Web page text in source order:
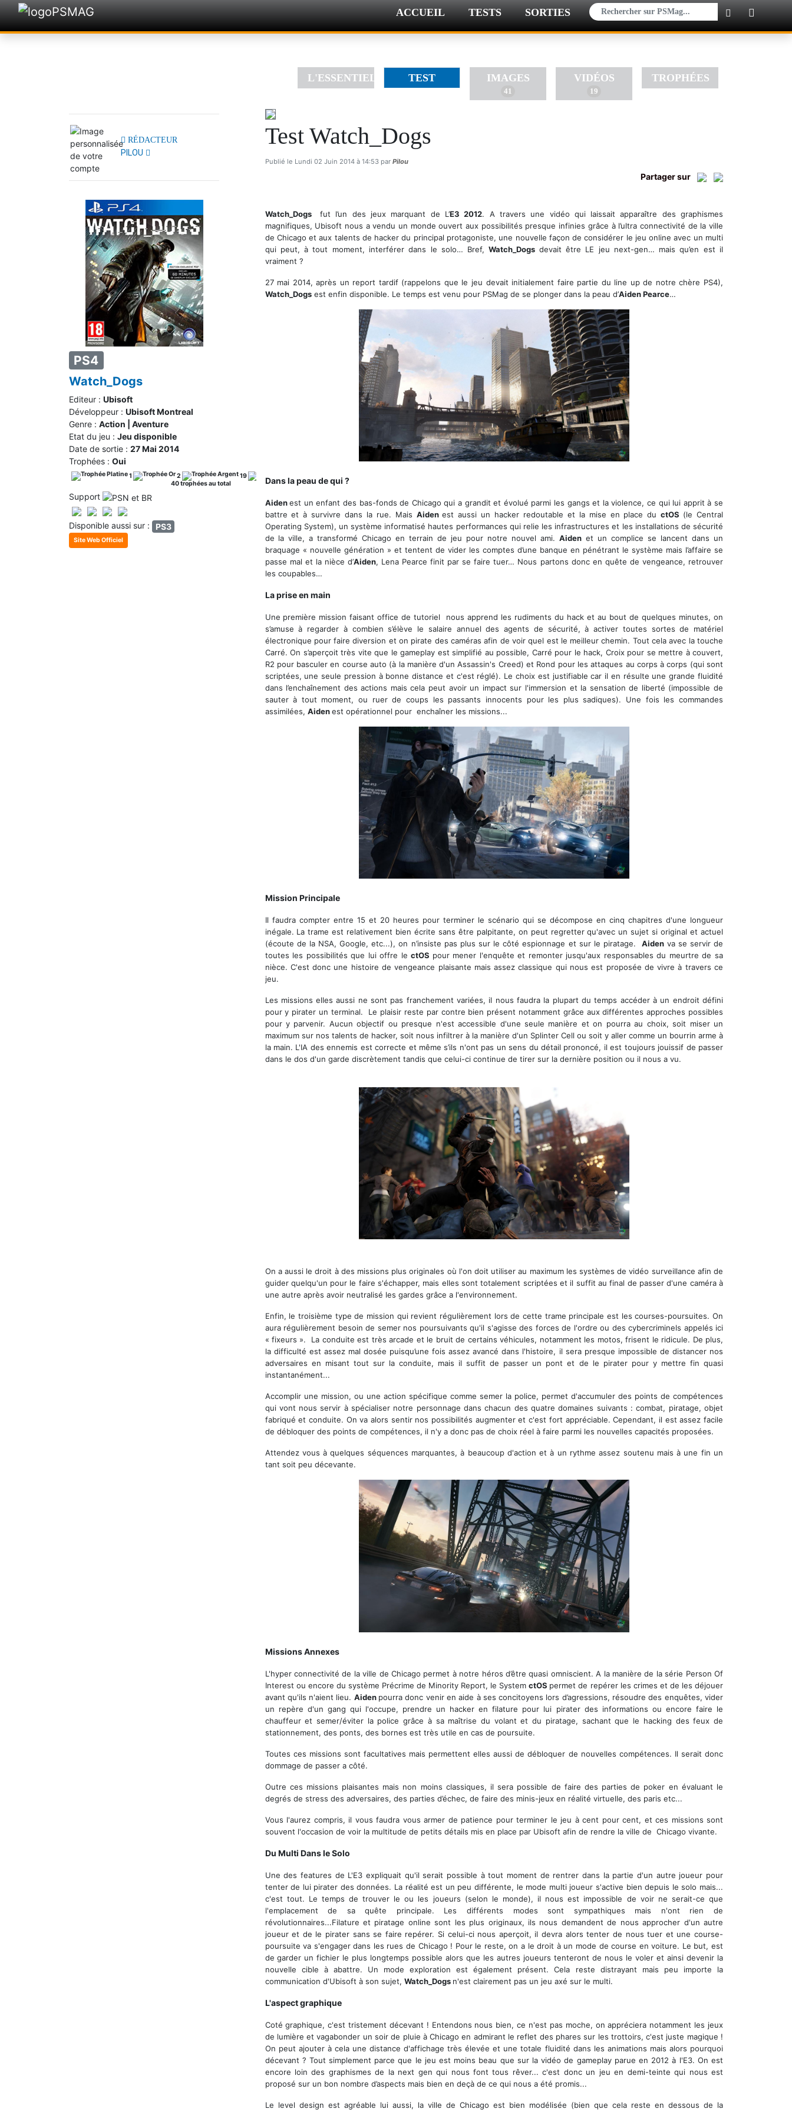
×
ACCUEIL TESTS SORTIES
L'ESSENTIEL TEST IMAGES
41
VIDÉOS
19
TROPHÉES
RÉDACTEUR
PILOU
PS4
Watch_Dogs
Editeur : Ubisoft
Développeur : Ubisoft Montreal
Genre : Action | Aventure
Etat du jeu : Jeu disponible
Date de sortie : 27 Mai 2014
Trophées : Oui
1 2 19
40 trophées au total
Support
Disponible aussi sur : PS3
Site Web Officiel
Test Watch_Dogs
Publié le Lundi 02 Juin 2014 à 14:53 par Pilou
Partager sur
Watch_Dogsfut l’un des jeux marquant de L’E3 2012. A travers une vidéo qui laissait apparaître des graphismes
magnifiques, Ubisoft nous a vendu un monde ouvert aux possibilités presque infinies grâce à l’ultra connectivité de la ville
de Chicago et aux talents de hacker du principal protagoniste, une nouvelle façon de considérer le jeu online avec un multi
qui peut, à tout moment, interférer dans le solo… Bref,Watch_Dogs devait être LE jeu next-gen… mais qu’en est il
vraiment ?
27 mai 2014, après un report tardif (rappelons que le jeu devait initialement faire partie du line up de notre chère PS4),
Watch_Dogsest enfin disponible. Le temps est venu pour PSMag de se plonger dans la peau d’Aiden Pearce…
Dans la peau de qui ?
Aidenest un enfant des bas-fonds de Chicago qui a grandit et évolué parmi les gangs et la violence, ce qui lui apprit à se
battre et à survivre dans la rue. Mais Aidenest aussi un hacker redoutable et la mise en place ductOS (le Central
Operating System), un système informatisé hautes performances qui relie les infrastructures et les installations de sécurité
de la ville, a transformé Chicago en terrain de jeu pour notre nouvel ami.Aiden et un complice se lancent dans un
braquage « nouvelle génération » et tentent de vider les comptes d’une banque en pénétrant le système mais l’affaire se
passe mal et la nièce d’Aiden, Lena Pearce finit par se faire tuer… Nous partons donc en quête de vengeance, retrouver
les coupables…
La prise en main
Une première mission faisant office de tutoriel nous apprend les rudiments du hack et au bout de quelques minutes, on
s’amuse à regarder à combien s’élève le salaire annuel des agents de sécurité, à activer toutes sortes de matériel
électronique pour faire diversion et on pirate des caméras afin de voir quel est le meilleur chemin. Tout cela avec la touche
Carré. On s’aperçoit très vite que le gameplay est simplifié au possible, Carré pour le hack, Croix pour se mettre à couvert,
R2 pour basculer en course auto (à la manière d'un Assassin's Creed) et Rond pour les attaques au corps à corps (qui sont
scriptées, une seule pression à bonne distance et c'est réglé). Le choix est justifiable car il en résulte une grande fluidité
dans l’enchaînement des actions mais cela peut avoir un impact sur l'immersion et la sensation de liberté (impossible de
sauter à tout moment, ou ruer de coups les passants innocents pour les plus sadiques). Une fois les commandes
assimilées, Aidenest opérationnel pour enchaîner les missions...
Mission Principale
Il faudra compter entre 15 et 20 heures pour terminer le scénario qui se décompose en cinq chapitres d'une longueur
inégale. La trame est relativement bien écrite sans être palpitante, on peut regretter qu'avec un sujet si original et actuel
(écoute de la NSA, Google, etc...), on n’insiste pas plus sur le côté espionnage et sur le piratage.Aiden va se servir de
toutes les possibilités que lui offre lectOS pour mener l'enquête et remonter jusqu'aux responsables du meurtre de sa
nièce. C'est donc une histoire de vengeance plaisante mais assez classique qui nous est proposée de vivre à travers ce
jeu.
Les missions elles aussi ne sont pas franchement variées, il nous faudra la plupart du temps accéder à un endroit défini
pour y pirater un terminal. Le plaisir reste par contre bien présent notamment grâce aux différentes approches possibles
pour y parvenir. Aucun objectif ou presque n'est accessible d'une seule manière et on pourra au choix, soit miser un
maximum sur nos talents de hacker, soit nous infiltrer à la manière d'un Splinter Cell ou soit y aller comme un bourrin arme à
la main. L'IA des ennemis est correcte et même s’ils n'ont pas un sens du détail prononcé, il est toujours jouissif de passer
dans le dos d'un garde discrètement tandis que celui-ci continue de tirer sur la dernière position ou il nous a vu.
On a aussi le droit à des missions plus originales où l'on doit utiliser au maximum les systèmes de vidéo surveillance afin de
guider quelqu'un pour le faire s'échapper, mais elles sont totalement scriptées et il suffit au final de passer d'une caméra à
une autre après avoir neutralisé les gardes grâce a l'environnement.
Enfin, le troisième type de mission qui revient régulièrement lors de cette trame principale est les courses-poursuites. On
aura régulièrement besoin de semer nos poursuivants qu'il s'agisse des forces de l'ordre ou des cybercriminels appelés ici
« fixeurs ». La conduite est très arcade et le bruit de certains véhicules, notamment les motos, frisent le ridicule. De plus,
la difficulté est assez mal dosée puisqu’une fois assez avancé dans l'histoire, il sera presque impossible de distancer nos
adversaires en misant tout sur la conduite, mais il suffit de passer un pont et de le pirater pour y mettre fin quasi
instantanément...
Accomplir une mission, ou une action spécifique comme semer la police, permet d'accumuler des points de compétences
qui vont nous servir à spécialiser notre personnage dans chacun des quatre domaines suivants : combat, piratage, objet
fabriqué et conduite. On va alors sentir nos possibilités augmenter et c'est fort appréciable. Cependant, il est assez facile
de débloquer des points de compétences, il n'y a donc pas de choix réel à faire parmi les nouvelles capacités proposées.
Attendez vous à quelques séquences marquantes, à beaucoup d'action et à un rythme assez soutenu mais à une fin un
tant soit peu décevante.
Missions Annexes
L'hyper connectivité de la ville de Chicago permet à notre héros d’être quasi omniscient. A la manière de la série Person Of
Interest ou encore du système Précrime de Minority Report, le SystemctOS permet de repérer les crimes et de les déjouer
avant qu'ils n'aient lieu. Aiden pourra donc venir en aide à ses concitoyens lors d’agressions, résoudre des enquêtes, vider
un repère d'un gang qui l'occupe, prendre un hacker en filature pour lui pirater des informations ou encore faire le
chauffeur et semer/éviter la police grâce à sa maîtrise du volant et du piratage, sachant que le hacking des feux de
stationnement, des ponts, des bornes est très utile en cas de poursuite.
Toutes ces missions sont facultatives mais permettent elles aussi de débloquer de nouvelles compétences. Il serait donc
dommage de passer a côté.
Outre ces missions plaisantes mais non moins classiques, il sera possible de faire des parties de poker en évaluant le
degrés de stress des adversaires, des parties d’échec, de faire des minis-jeux en réalité virtuelle, des paris etc...
Vous l'aurez compris, il vous faudra vous armer de patience pour terminer le jeu à cent pour cent, et ces missions sont
souvent l'occasion de voir la multitude de petits détails mis en place par Ubisoft afin de rendre la ville de Chicago vivante.
Du Multi Dans le Solo
Une des features de L'E3 expliquait qu'il serait possible à tout moment de rentrer dans la partie d'un autre joueur pour
tenter de lui pirater des données. La réalité est un peu différente, le mode multi joueur s'active bien depuis le solo mais...
c'est tout. Le temps de trouver le ou les joueurs (selon le monde), il nous est impossible de voir ne serait-ce que
l'emplacement de sa quête principale. Les différents modes sont sympathiques mais n'ont rien de
révolutionnaires...Filature et piratage online sont les plus originaux, ils nous demandent de nous approcher d'un autre
joueur et de le pirater sans se faire repérer. Si celui-ci nous aperçoit, il devra alors tenter de nous tuer et une course-
poursuite va s'engager dans les rues de Chicago ! Pour le reste, on a le droit à un mode de course en voiture. Le but, est
de garder un fichier le plus longtemps possible alors que les autres joueurs tenteront de nous le voler et ainsi devenir la
nouvelle cible à abattre. Un mode exploration est également présent. Cela reste distrayant mais peu importe la
communication d'Ubisoft à son sujet, Watch_Dogs n'est clairement pas un jeu axé sur le multi.
L'aspect graphique
Coté graphique, c'est tristement décevant ! Entendons nous bien, ce n'est pas moche, on appréciera notamment les jeux
de lumière et vagabonder un soir de pluie à Chicago en admirant le reflet des phares sur les trottoirs, c'est juste magique !
On peut ajouter à cela une distance d'affichage très élevée et une totale fluidité dans les animations mais alors pourquoi
décevant ? Tout simplement parce que le jeu est moins beau que sur la vidéo de gameplay parue en 2012 à l'E3. On est
encore loin des graphismes de la next gen qui nous font tous rêver... c'est donc un jeu en demi-teinte qui nous est
proposé sur un bon nombre d’aspects mais bien en deçà de ce qui nous a été promis...
Le level design est agréable lui aussi, la ville de Chicago est bien modélisée (bien que cela reste en dessous de la